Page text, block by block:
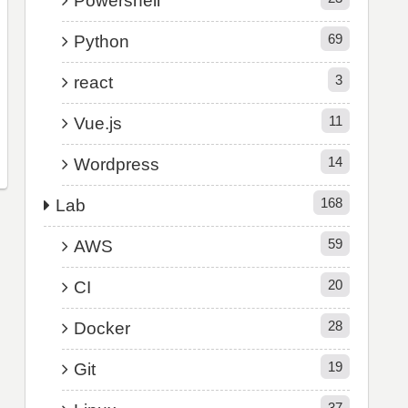
Python 69
react 3
Vue.js 11
Wordpress 14
Lab 168
AWS 59
CI 20
Docker 28
Git 19